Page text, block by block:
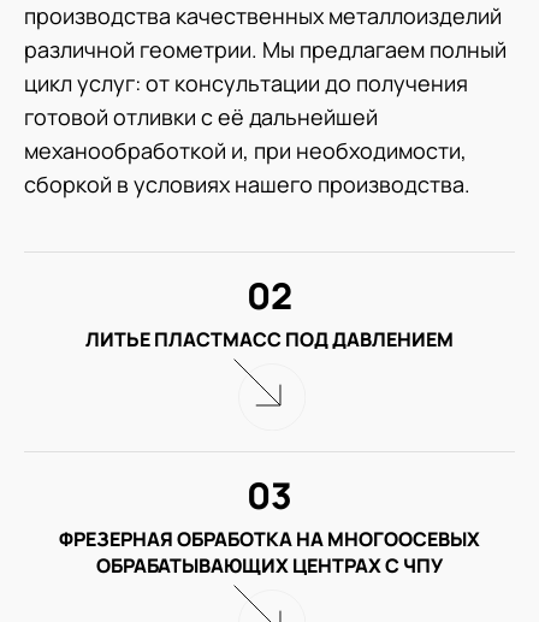
производства качественных металлоизделий
различной геометрии. Мы предлагаем полный
цикл услуг: от консультации до получения
готовой отливки с её дальнейшей
механообработкой и, при необходимости,
сборкой в условиях нашего производства.
ЛИТЬЕ ПЛАСТМАСС ПОД ДАВЛЕНИЕМ
02
ФРЕЗЕРНАЯ ОБРАБОТКА НА МНОГООСЕВЫХ
ОБРАБАТЫВАЮЩИХ ЦЕНТРАХ С ЧПУ
03